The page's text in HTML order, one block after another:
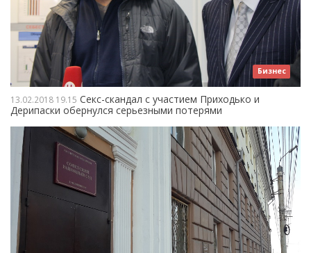
Бизнес
13.02.2018 19.15 Секс-скандал с участием Приходько и
Дерипаски обернулся серьезными потерями